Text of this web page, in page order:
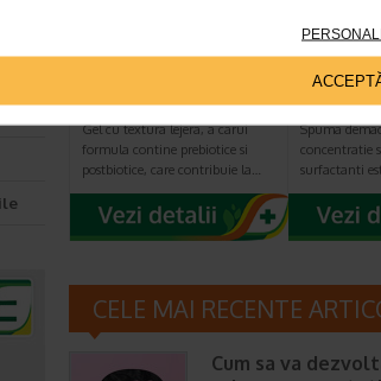
ACNESTIL PB Gel
normalizarea…
Gel cu textura lejera, a carui
formula contine prebiotice si
postbiotice, care contribuie la…
Spuma
concentratie
surfactanti
CELE MAI RECENTE
Cum sa va